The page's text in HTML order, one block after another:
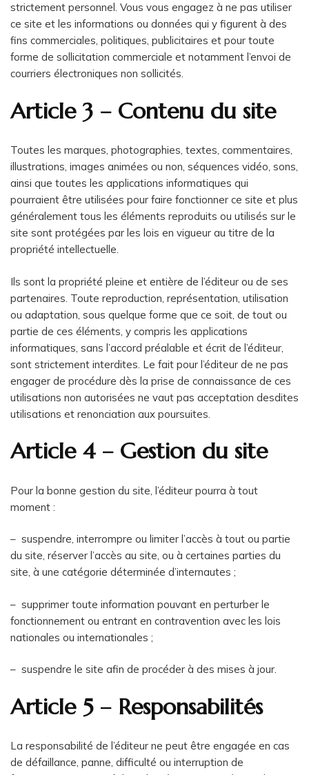
strictement personnel. Vous vous engagez à ne pas utiliser
ce site et les informations ou données qui y figurent à des
fins commerciales, politiques, publicitaires et pour toute
forme de sollicitation commerciale et notamment l’envoi de
courriers électroniques non sollicités.
Article 3 – Contenu du site
Toutes les marques, photographies, textes, commentaires,
illustrations, images animées ou non, séquences vidéo, sons,
ainsi que toutes les applications informatiques qui
pourraient être utilisées pour faire fonctionner ce site et plus
généralement tous les éléments reproduits ou utilisés sur le
site sont protégées par les lois en vigueur au titre de la
propriété intellectuelle.
Ils sont la propriété pleine et entière de l’éditeur ou de ses
partenaires. Toute reproduction, représentation, utilisation
ou adaptation, sous quelque forme que ce soit, de tout ou
partie de ces éléments, y compris les applications
informatiques, sans l’accord préalable et écrit de l’éditeur,
sont strictement interdites. Le fait pour l’éditeur de ne pas
engager de procédure dès la prise de connaissance de ces
utilisations non autorisées ne vaut pas acceptation desdites
utilisations et renonciation aux poursuites.
Article 4 – Gestion du site
Pour la bonne gestion du site, l’éditeur pourra à tout
moment :
– suspendre, interrompre ou limiter l’accès à tout ou partie
du site, réserver l’accès au site, ou à certaines parties du
site, à une catégorie déterminée d’internautes ;
– supprimer toute information pouvant en perturber le
fonctionnement ou entrant en contravention avec les lois
nationales ou internationales ;
– suspendre le site afin de procéder à des mises à jour.
Article 5 – Responsabilités
La responsabilité de l’éditeur ne peut être engagée en cas
de défaillance, panne, difficulté ou interruption de